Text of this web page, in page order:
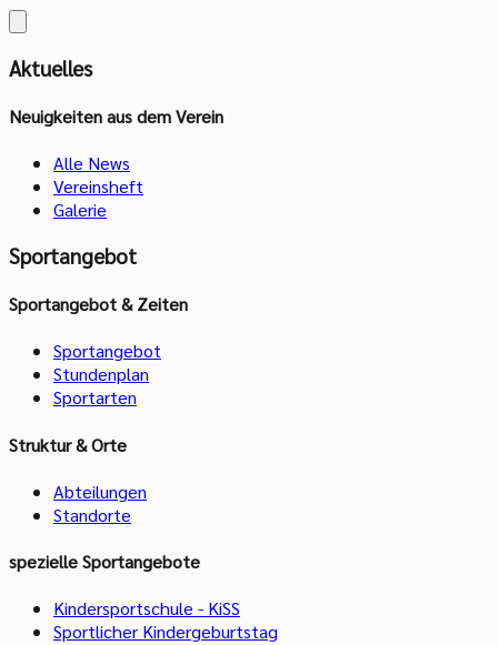
Aktuelles
Neuigkeiten aus dem Verein
Alle News
Vereinsheft
Galerie
Sportangebot
Sportangebot & Zeiten
Sportangebot
Stundenplan
Sportarten
Struktur & Orte
Abteilungen
Standorte
spezielle Sportangebote
Kindersportschule - KiSS
Sportlicher Kindergeburtstag